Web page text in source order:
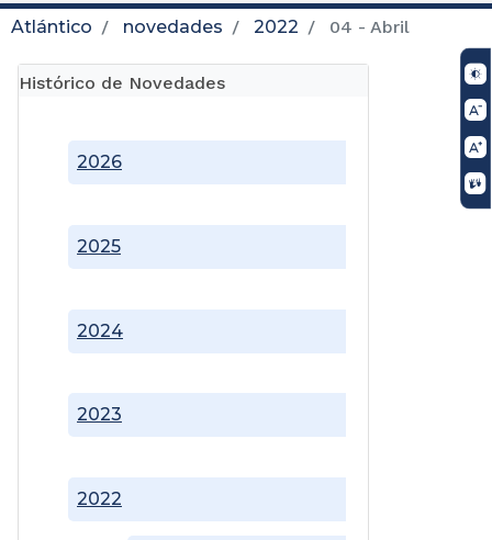
Atlántico novedades 2022 04 - Abril
Histórico de Novedades
2022
2023
2024
2025
2026